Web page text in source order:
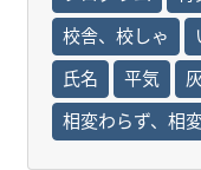
校舎、校しゃ
氏名
平気
相変わらず、相